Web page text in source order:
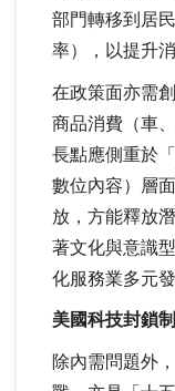
部門轉移到居
率），以提升消
在政策面亦需
商品消費（車
長點應側重於
數位內容）層
放，方能釋放
著文化與意識
化服務業多元
美國科技封鎖
除內需問題外